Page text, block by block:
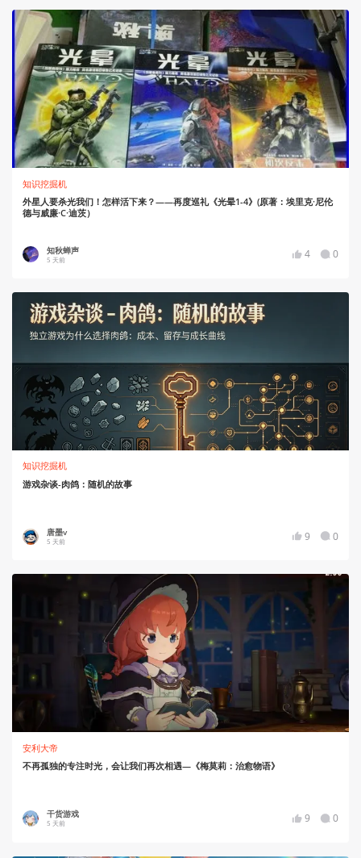
知识挖掘机
外星人要杀光我们！怎样活下来？——再度巡礼《光晕1-4》(原著：埃里克·尼伦
德与威廉·C·迪茨）
知秋蝉声
5 天前 4 0
知识挖掘机
游戏杂谈-肉鸽：随机的故事
唐墨v
5 天前 9 0
安利大帝
不再孤独的专注时光，会让我们再次相遇—《梅莫莉：治愈物语》
干货游戏
5 天前 9 0